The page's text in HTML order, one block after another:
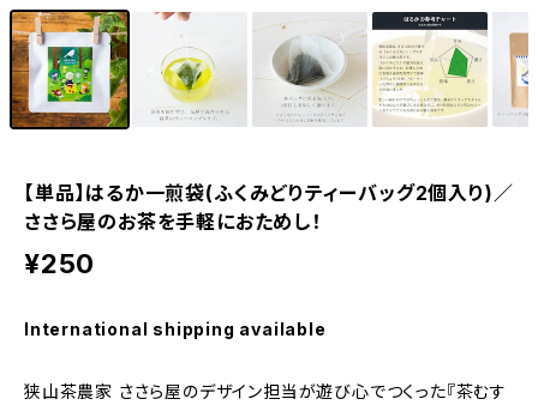
【単品】はるか一煎袋(ふくみどりティーバッグ2個入り)／
ささら屋のお茶を手軽におためし！
¥250
International shipping available
狭山茶農家 ささら屋のデザイン担当が遊び心でつくった『茶むす